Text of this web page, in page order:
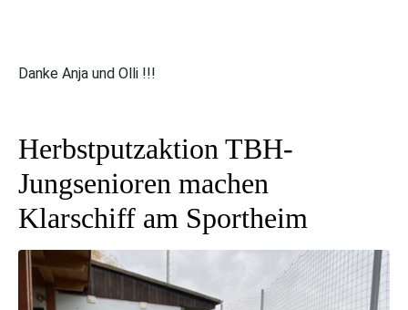
Danke Anja und Olli !!!
Herbstputzaktion TBH-
Jungsenioren machen
Klarschiff am Sportheim